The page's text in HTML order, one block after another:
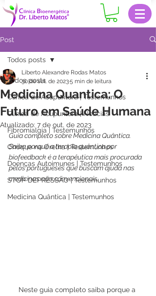
Post
Todos posts
Clinica de Acupuntura | Testemunhos
Clinica de Acupuntura | Notícias
Fibromialgia | Testemunhos
Choque na Orelha | Testemunhos
Doenças Autoimunes | Testemunhos
STOP DEPRESSÃO | Testemunhos
Medicina Quântica | Testemunhos
Todos posts
Medicina Quantica: O
Futuro em Saúde Humana
Liberto Alexandre Rodas Matos
30 de set. de 20235 min de leitura
Atualizado: 7 de out. de 2023
Guia completo sobre Medicina Quântica.
Saiba porquê a terapia quântica por
biofeedback é a terapêutica mais procurada
pelos portugueses que buscam ajuda nas
medicinas não convencionais.
Neste guia completo saiba porque a